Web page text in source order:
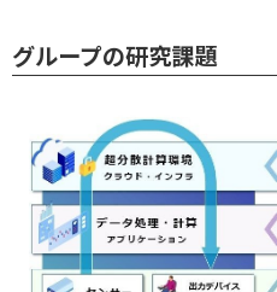
グループの研究課題